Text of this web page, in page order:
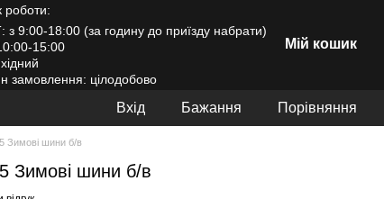
роботи:
9:00-18:00 (за годину до приїзду набрати)
15:00
замовлення: цілодобово
Мій кошик
Вхід Бажання Порівняння
Зимові шини б/в
Зимові шини б/в